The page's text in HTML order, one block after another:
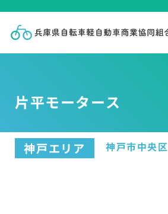
片平モータース
神戸エリア 神戸市中央区